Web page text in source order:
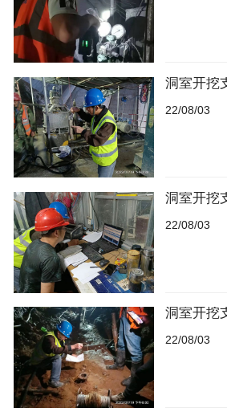
洞室开挖
22/08/03
洞室开挖
22/08/03
洞室开挖
22/08/03